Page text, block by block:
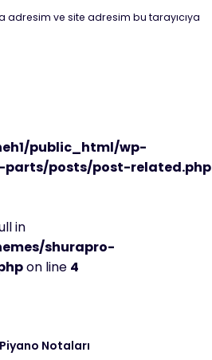
adresim ve site adresim bu tarayıcıya
public_html/wp-
posts/post-related.php
in
shurapro-
on line 4
Notaları